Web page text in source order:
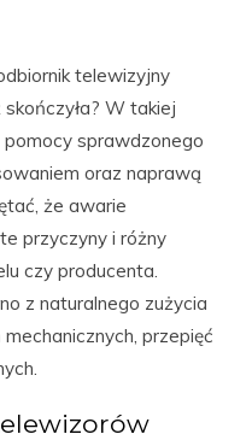
telewizyjny
W takiej
sprawdzonego
oraz naprawą
że awarie
przyczyny i różny
czy producenta.
z naturalnego zużycia
przepięć